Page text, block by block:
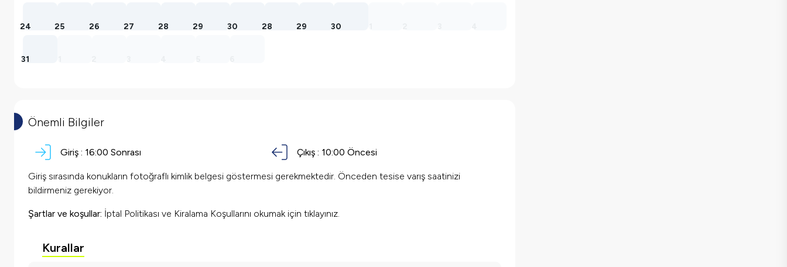
24 25 26 27 28 29 30
31
28 29 30
Önemli Bilgiler
Giriş : 16:00 Sonrası Çıkış : 10:00 Öncesi
Giriş sırasında konukların fotoğraflı kimlik belgesi göstermesi gerekmektedir. Önceden tesise varış saatinizi
bildirmeniz gerekiyor.
Şartlar ve koşullar: İptal Politikası ve Kiralama Koşullarını okumak için tıklayınız.
Kurallar